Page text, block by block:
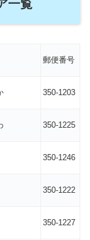
一覧
郵便番号
350-1203
350-1225
350-1246
350-1222
350-1227